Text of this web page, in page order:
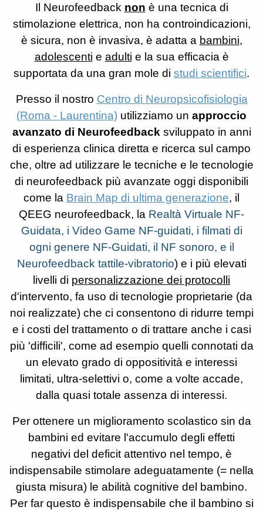
Il Neurofeedback non è una tecnica di
stimolazione elettrica, non ha controindicazioni,
è sicura, non è invasiva, è adatta a bambini,
adolescenti e adulti e la sua efficacia è
supportata da una gran mole di studi scientifici.
Presso il nostro Centro di Neuropsicofisiologia
(Roma - Laurentina) utilizziamo un approccio
avanzato di Neurofeedback sviluppato in anni
di esperienza clinica diretta e ricerca sul campo
che, oltre ad utilizzare le tecniche e le tecnologie
di neurofeedback più avanzate oggi disponibili
come la Brain Map di ultima generazione, il
QEEG neurofeedback, la Realtà Virtuale NF-
Guidata, i Video Game NF-guidati, i filmati di
ogni genere NF-Guidati, il NF sonoro, e il
Neurofeedback tattile-vibratorio) e i più elevati
livelli di personalizzazione dei protocolli
d'intervento, fa uso di tecnologie proprietarie (da
noi realizzate) che ci consentono di ridurre tempi
e i costi del trattamento o di trattare anche i casi
più 'difficili', come ad esempio quelli connotati da
un elevato grado di oppositività e interessi
limitati, ultra-selettivi o, come a volte accade,
dalla quasi totale assenza di interessi.
Per ottenere un miglioramento scolastico sin da
bambini ed evitare l'accumulo degli effetti
negativi del deficit attentivo nel tempo, è
indispensabile stimolare adeguatamente (= nella
giusta misura) le abilità cognitive del bambino.
Per far questo è indispensabile che il bambino si